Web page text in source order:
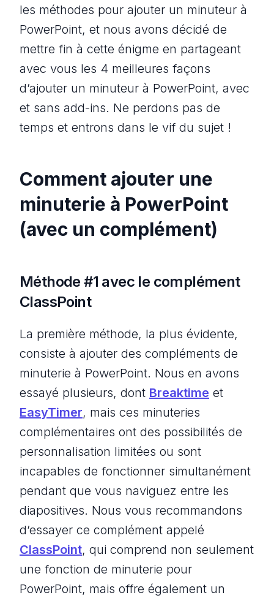
les méthodes pour ajouter un minuteur à
PowerPoint, et nous avons décidé de
mettre fin à cette énigme en partageant
avec vous les 4 meilleures façons
d’ajouter un minuteur à PowerPoint, avec
et sans add-ins. Ne perdons pas de
temps et entrons dans le vif du sujet !
Comment ajouter une
minuterie à PowerPoint
(avec un complément)
Méthode #1 avec le complément
ClassPoint
La première méthode, la plus évidente,
consiste à ajouter des compléments de
minuterie à PowerPoint. Nous en avons
essayé plusieurs, dont Breaktime et
EasyTimer, mais ces minuteries
complémentaires ont des possibilités de
personnalisation limitées ou sont
incapables de fonctionner simultanément
pendant que vous naviguez entre les
diapositives. Nous vous recommandons
d’essayer ce complément appelé
ClassPoint, qui comprend non seulement
une fonction de minuterie pour
PowerPoint, mais offre également un